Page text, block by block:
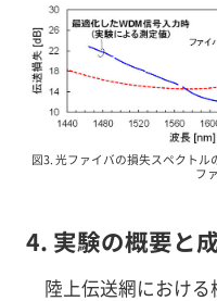
図3. 光ファイバの損失スペクトル
フ
4. 実験の概要と
陸上伝送網におけ